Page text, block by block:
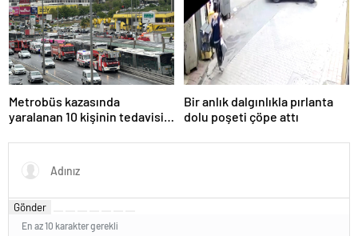
Metrobüs kazasında
yaralanan 10 kişinin tedavisi
Bir anlık dalgınlıkla pırlanta
dolu poşeti çöpe attı
Gönder
En az 10 karakter gerekli